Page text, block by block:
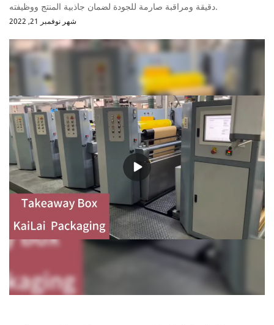
دقيقة ومراقبة صارمة للجودة لضمان جاذبية المنتج ووظيفته.
شهر نوفمبر 21, 2022